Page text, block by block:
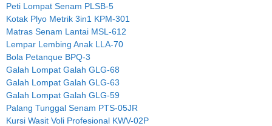
Peti Lompat Senam PLSB-5
Kotak Plyo Metrik 3in1 KPM-301
Matras Senam Lantai MSL-612
Lempar Lembing Anak LLA-70
Bola Petanque BPQ-3
Galah Lompat Galah GLG-68
Galah Lompat Galah GLG-63
Galah Lompat Galah GLG-59
Palang Tunggal Senam PTS-05JR
Kursi Wasit Voli Profesional KWV-02P